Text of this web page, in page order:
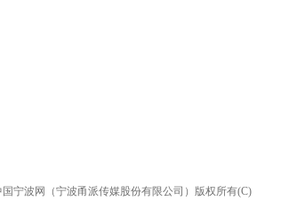
国宁波网（宁波甬派传媒股份有限公司）版权所有(C)